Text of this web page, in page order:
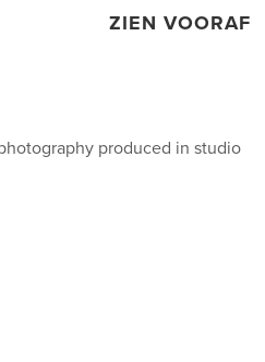
ZIEN VOORAF
produced in studio